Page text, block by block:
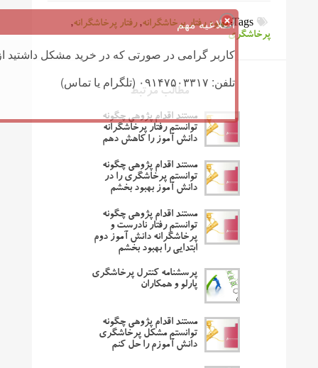
Tags: بهبود رفتار پرخاشگرانه,رفتار پرخاشگرانه,
پرخاشگری
مطالب مرتبط
مستند اقدام پژوهی چگونه
توانستم رفتار پرخاشگرانه
دانش آموز را کاهش دهم
مستند اقدام پژوهی چگونه
توانستم پرخاشگری را در
دانش آموز بهبود بخشم
مستند اقدام پژوهی چگونه
توانستم رفتار نادرست و
پرخاشگرانه دانش آموز دوم
ابتدایی را بهبود بخشم
پرسشنامه کنترل پرخاشگری
پارلو و همکاران
مستند اقدام پژوهی چگونه
توانستم مشکل پرخاشگری
دانش آموزم را حل کنم
اطلاعیه مهم
کاربر گرامی در صورتی که در خرید مشکل داشتید
تلفن: ۰۹۱۴۷۵۰۳۳۱۷ (تلگرام یا تماس)